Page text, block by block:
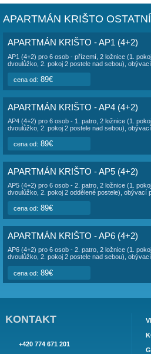
POPIS UBYTOVÁNÍ
AP3 (4+2) pro 6 osob
- 1. patro, 2
oddělené postele), obývací pokoj
kuchyně, koupelna (wc, sprcha),
m2, 1. terasa 15 m2, 2. terasa 9 m2.
Ubytování je zcela nové moderně
okenní rolety, myčku nádobí,
APARTMÁN KRIŠTO
APARTMÁN KRIŠTO - AP1
AP1 (4+2) pro 6 osob - přízemí, 2
dvoulůžko, 2. pokoj 2 postele nad
(pohovka na rozložení pro 2 osoby),
sprcha), terasa, výhled na moře.
terasa 30 m2. Ubytování je zcela nové
cena od: 89€
APARTMÁN KRIŠTO - AP4
AP4 (4+2) pro 6 osob - 1. patro, 2
dvoulůžko, 2. pokoj 2 postele nad
(pohovka na rozložení pro 2 osoby),
sprcha), terasa, výhled na moře.
terasa 20 m2. Ubytování je zcela nové
cena od: 89€